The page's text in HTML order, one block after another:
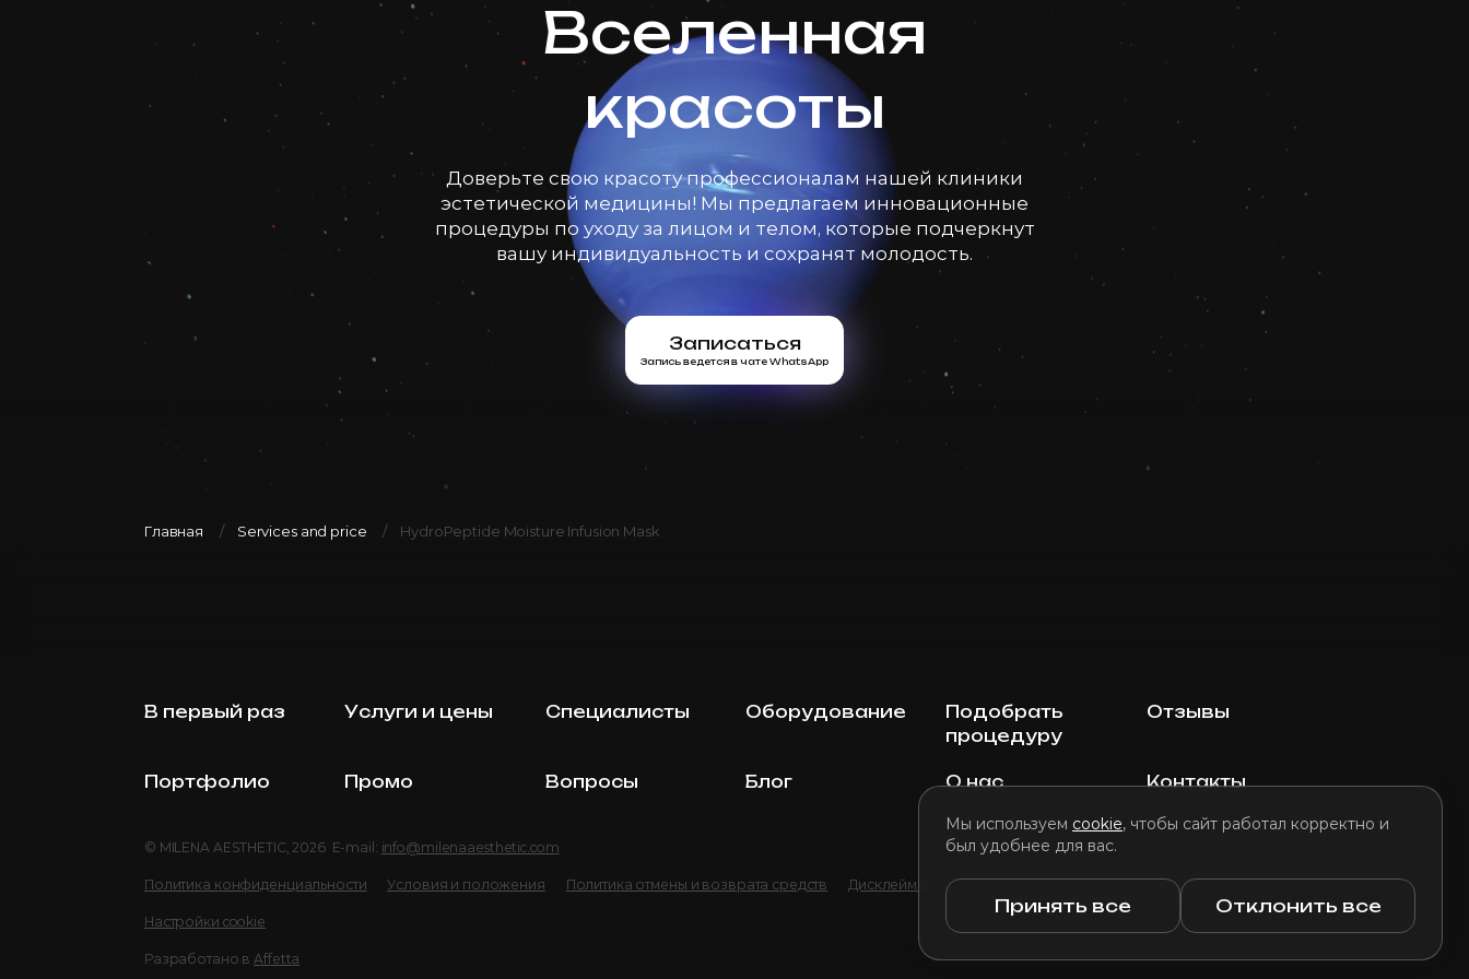
Мы используем cookie, чтобы сайт работал корректно и
был удобнее для вас.
Принять все Отклонить все
Вселенная
красоты
Доверьте свою красоту профессионалам нашей клиники
эстетической медицины! Мы предлагаем инновационные
процедуры по уходу за лицом и телом, которые подчеркнут
вашу индивидуальность и сохранят молодость.
Записаться
Запись ведется в чате WhatsApp
Главная Services and price HydroPeptide Moisture Infusion Mask
В первый раз Услуги и цены Специалисты Оборудование
Подобрать
процедуру
Отзывы
Портфолио Промо Вопросы Блог О нас Контакты
© MILENA AESTHETIC, 2026 E-mail: info@milenaaesthetic.com
Политика конфиденциальности Условия и положения Политика отмены и возврата средств Дисклеймер Политика использования файлов cookie
Настройки cookie
Разработано в Affetta